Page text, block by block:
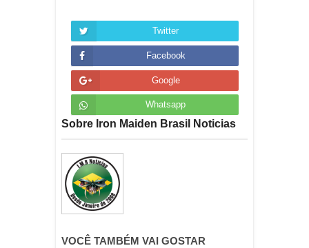
Twitter
Facebook
Google
Whatsapp
Sobre Iron Maiden Brasil Noticias
VOCÊ TAMBÉM VAI GOSTAR